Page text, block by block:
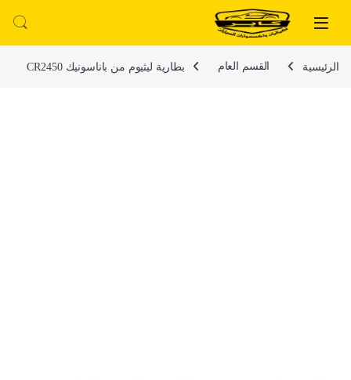
تخطي إلى المحتوى
الرئيسية القسم العام بطارية ليثيوم من باناسونيك CR2450